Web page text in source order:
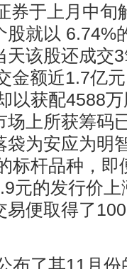
券于上月中旬
就以 6.74%
该股还成交
金额近1.7亿
以获配4588
场上所获筹码
为安应为明
标杆品种，
元的发行价
便取得了
布了其11月